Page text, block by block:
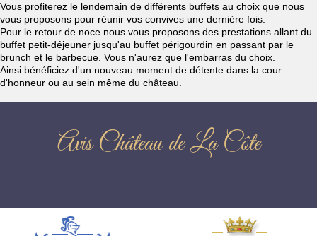
Vous profiterez le lendemain de différents buffets au choix que nous
vous proposons pour réunir vos convives une dernière fois.
Pour le retour de noce nous vous proposons des prestations allant du
buffet petit-déjeuner jusqu'au buffet périgourdin en passant par le
brunch et le barbecue. Vous n'aurez que l'embarras du choix.
Ainsi bénéficiez d'un nouveau moment de détente dans la cour
d'honneur ou au sein même du château.
Avis Château de La Côte